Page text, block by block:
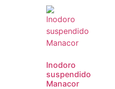
Inodoro
suspendido
Manacor